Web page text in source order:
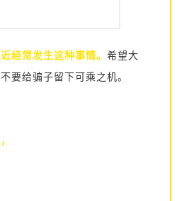
经常发生这种事情。 希望大
要给骗子留下可乘之机。